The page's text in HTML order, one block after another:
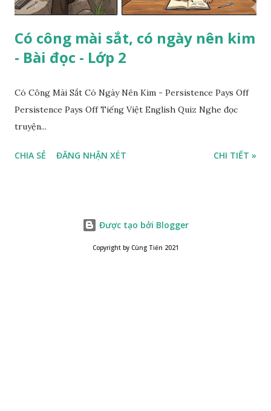
Có công mài sắt, có ngày nên kim
- Bài đọc - Lớp 2
Có Công Mài Sắt Có Ngày Nên Kim - Persistence Pays Off
Persistence Pays Off Tiếng Việt English Quiz Nghe đọc
truyện...
CHIA SẺ ĐĂNG NHẬN XÉT CHI TIẾT »
Được tạo bởi Blogger
Copyright by Cùng Tiến 2021